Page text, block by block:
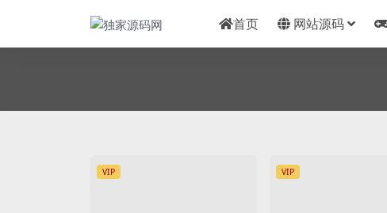
首页 网站源码
VIP VIP